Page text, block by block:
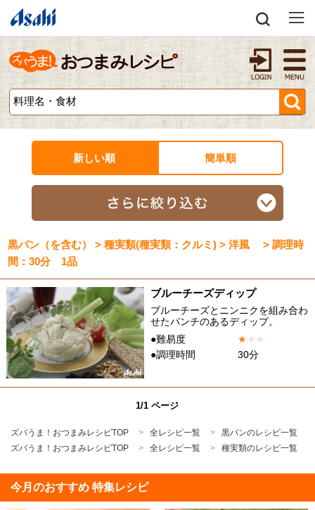
新しい順 簡単順
黒パン（を含む） > 種実類(種実類：クルミ) > 洋風 > 調理時
間：30分 1品
ブルーチーズディップ
ブルーチーズとニンニクを組み合わ
せたパンチのあるディップ。
●難易度
★★ ★
●調理時間
30分
1/1 ページ
ズバうま！おつまみレシピTOP 全レシピ一覧
黒パンのレシピ一覧
ズバうま！おつまみレシピTOP
全レシピ一覧 種実類のレシピ一覧
今月のおすすめ 特集レシピ